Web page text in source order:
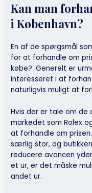
Kan man
i København?
En af de spørgsmål
for at forhandle om
købe?. Generelt er
interesseret i at
naturligvis muligt at
Hvis der er tale om
markedet som Rolex
at forhandle om
særlig stor, og
reducere avancen
et ur, er det måske
andet ur.